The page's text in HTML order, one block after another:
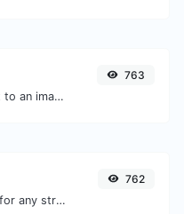
Decode Base64 input to an image.
763
Generate a URL slug for any string input.
762